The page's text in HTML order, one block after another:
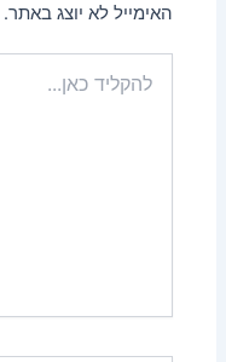
האימייל לא יוצג באתר.
כאן...